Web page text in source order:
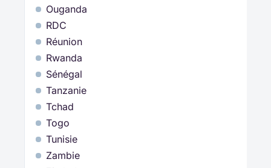
Ouganda
RDC
Réunion
Rwanda
Sénégal
Tanzanie
Tchad
Togo
Tunisie
Zambie